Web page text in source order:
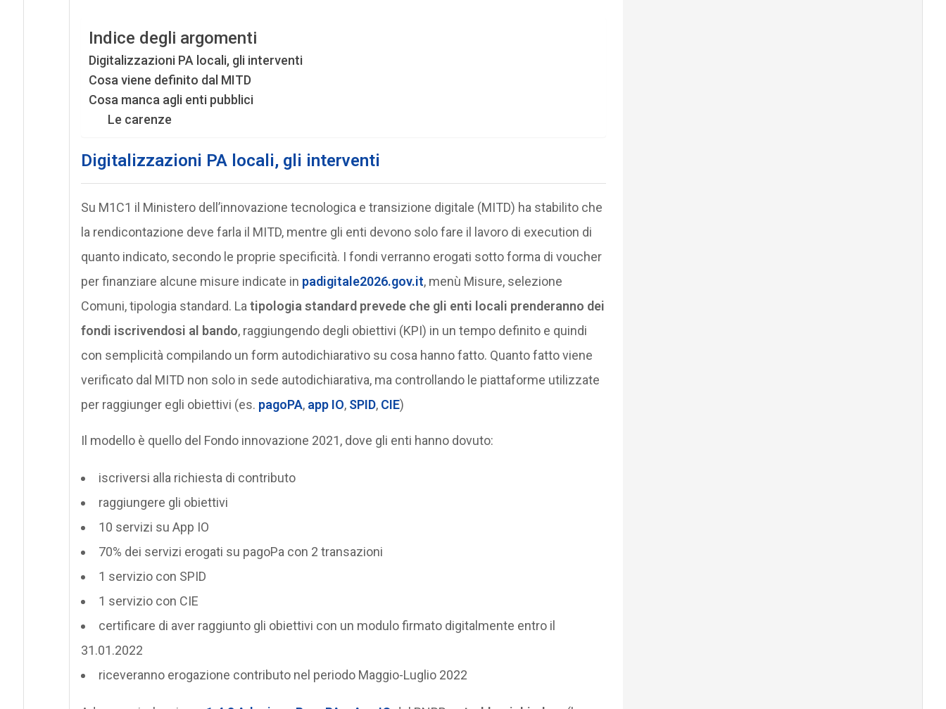
Indice degli argomenti
Digitalizzazioni PA locali, gli interventi
Cosa viene definito dal MITD
Cosa manca agli enti pubblici
Le carenze
Digitalizzazioni PA locali, gli interventi
Su M1C1 il Ministero dell’innovazione tecnologica e transizione digitale (MITD) ha stabilito che
la rendicontazione deve farla il MITD, mentre gli enti devono solo fare il lavoro di execution di
quanto indicato, secondo le proprie specificità. I fondi verranno erogati sotto forma di voucher
per finanziare alcune misure indicate in padigitale2026.gov.it, menù Misure, selezione
Comuni, tipologia standard. La tipologia standard prevede che gli enti locali prenderanno dei
fondi iscrivendosi al bando, raggiungendo degli obiettivi (KPI) in un tempo definito e quindi
con semplicità compilando un form autodichiarativo su cosa hanno fatto. Quanto fatto viene
verificato dal MITD non solo in sede autodichiarativa, ma controllando le piattaforme utilizzate
per raggiunger egli obiettivi (es. pagoPA, app IO, SPID, CIE)
Il modello è quello del Fondo innovazione 2021, dove gli enti hanno dovuto:
iscriversi alla richiesta di contributo
raggiungere gli obiettivi
10 servizi su App IO
70% dei servizi erogati su pagoPa con 2 transazioni
1 servizio con SPID
1 servizio con CIE
certificare di aver raggiunto gli obiettivi con un modulo firmato digitalmente entro il
31.01.2022
riceveranno erogazione contributo nel periodo Maggio-Luglio 2022